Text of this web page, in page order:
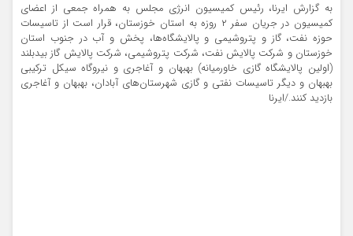
به گزارش ایرنا، رئیس کمیسیون انرژی مجلس به همراه جمعی از اعضای
کمیسیون در جریان سفر ۲ روزه به استان خوزستان، قرار است از تاسیسات
حوزه نفت، گاز و پتروشیمی و پالایشگاه‌ها، پخش و آب در جنوب استان
خوزستان و شرکت پالایش نفت، شرکت پتروشیمی، شرکت پالایش گاز بیدبلند
(اولین پالایشگاه گازی خاورمیانه) بهبهان و آغاجری و نیروگاه سیکل ترکیبی
بهبهان و دیگر تاسیسات نفتی و گازی شهرستان‌های آبادان، بهبهان و آغاجری
بازدید کنند./ایرنا